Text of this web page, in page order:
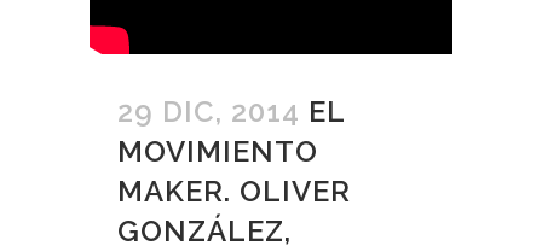
29 DIC, 2014 EL
MOVIMIENTO
MAKER. OLIVER
GONZÁLEZ,